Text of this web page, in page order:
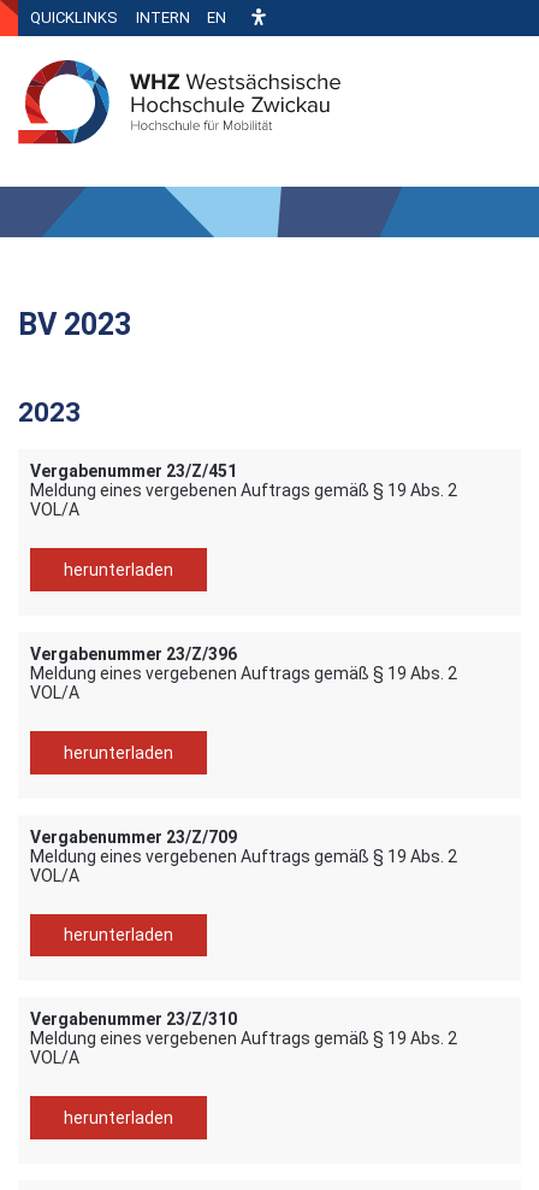
QUICKLINKS INTERN EN
BV 2023
2023
Vergabenummer 23/Z/451
Meldung eines vergebenen Auftrags gemäß § 19 Abs. 2
VOL/A
herunterladen
Vergabenummer 23/Z/396
Meldung eines vergebenen Auftrags gemäß § 19 Abs. 2
VOL/A
herunterladen
Vergabenummer 23/Z/709
Meldung eines vergebenen Auftrags gemäß § 19 Abs. 2
VOL/A
herunterladen
Vergabenummer 23/Z/310
Meldung eines vergebenen Auftrags gemäß § 19 Abs. 2
VOL/A
herunterladen